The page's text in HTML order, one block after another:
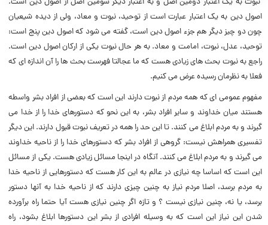
اصول دین به یک اعتبار عبارت است از توحید، نبوت و معاد، ولى از دیده شیعیان
چون دو چیز دیگر هم جزء اصول دین است، گفته مى شود که اصول دین پنج است:
توحید، عدل، نبوت، امامت و معاد. به هر حال نبوت یکى از ارکان اصول دین است.
راجع به نبوت بحث هاى زیادى هست که ما عجالتا فهرست بحث ها را آن اندازه اى که
فعلا به نظرمان رسیده عرض مى کنیم.
مفهوم عمومى اى که همه مردم از نبوت دارند این است که بعضى از افراد بشر واسطه
هستند میان خداوند و سایر افراد بشر، به این نحو که دستورهاى خدا را از خدا مى
گیرند و به مردم ابلاغ مى کنند. تا این حد را همه در تعریف نبوت قبول دارند. این دیگر
تفسیرى همراهش نیست: گروهى از افراد بشر که دستورهاى خدا را از ناحیه خداوند
مى گیرند و به مردم ابلاغ مى کنند. آنگاه در اینجا مسائل زیادى هست. یکى از مسائل
این است که اساسا چه نیازى در عالم به این کار هست که دستورهایى از ناحیه خدا
به مردم برسد، اصلا مردم نیاز به چنین چیزى دارند که از ناحیه خدا به آنها دستور
برسد، یا نه، چنین نیازى نیست ؟ و تازه اگر چنین نیازى هست آیا حتما راه برآورده
شدن این نیاز این است که به وسیله افرادى از بشر این دستورها ابلاغ بشود، راه